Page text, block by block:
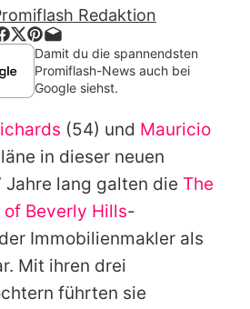
runterladen
Team
Richtlinien
Impressum
verwalten
Redaktion
Damit du die spannendsten
Promiflash-News auch bei
Google siehst.
(54) und Mauricio
in dieser neuen
Jahre lang galten die The
of Beverly Hills-
Immobilienmakler als
Mit ihren drei
führten sie